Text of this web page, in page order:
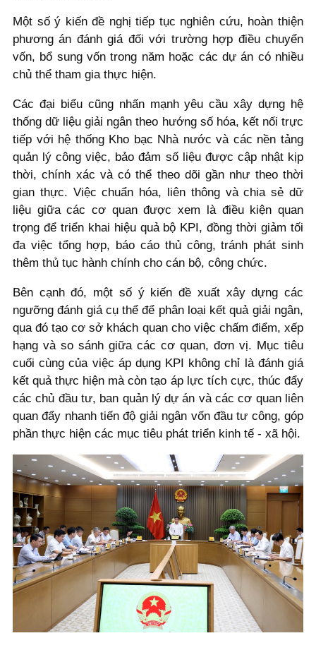
Một số ý kiến đề nghị tiếp tục nghiên cứu, hoàn thiện
phương án đánh giá đối với trường hợp điều chuyển
vốn, bổ sung vốn trong năm hoặc các dự án có nhiều
chủ thể tham gia thực hiện.
Các đại biểu cũng nhấn mạnh yêu cầu xây dựng hệ
thống dữ liệu giải ngân theo hướng số hóa, kết nối trực
tiếp với hệ thống Kho bạc Nhà nước và các nền tảng
quản lý công việc, bảo đảm số liệu được cập nhật kịp
thời, chính xác và có thể theo dõi gần như theo thời
gian thực. Việc chuẩn hóa, liên thông và chia sẻ dữ
liệu giữa các cơ quan được xem là điều kiện quan
trọng để triển khai hiệu quả bộ KPI, đồng thời giảm tối
đa việc tổng hợp, báo cáo thủ công, tránh phát sinh
thêm thủ tục hành chính cho cán bộ, công chức.
Bên cạnh đó, một số ý kiến đề xuất xây dựng các
ngưỡng đánh giá cụ thể để phân loại kết quả giải ngân,
qua đó tạo cơ sở khách quan cho việc chấm điểm, xếp
hạng và so sánh giữa các cơ quan, đơn vị. Mục tiêu
cuối cùng của việc áp dụng KPI không chỉ là đánh giá
kết quả thực hiện mà còn tạo áp lực tích cực, thúc đẩy
các chủ đầu tư, ban quản lý dự án và các cơ quan liên
quan đẩy nhanh tiến độ giải ngân vốn đầu tư công, góp
phần thực hiện các mục tiêu phát triển kinh tế - xã hội.